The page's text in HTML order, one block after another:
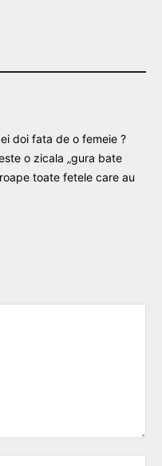
doi fata de o femeie ?
o zicala „gura bate
toate fetele care au